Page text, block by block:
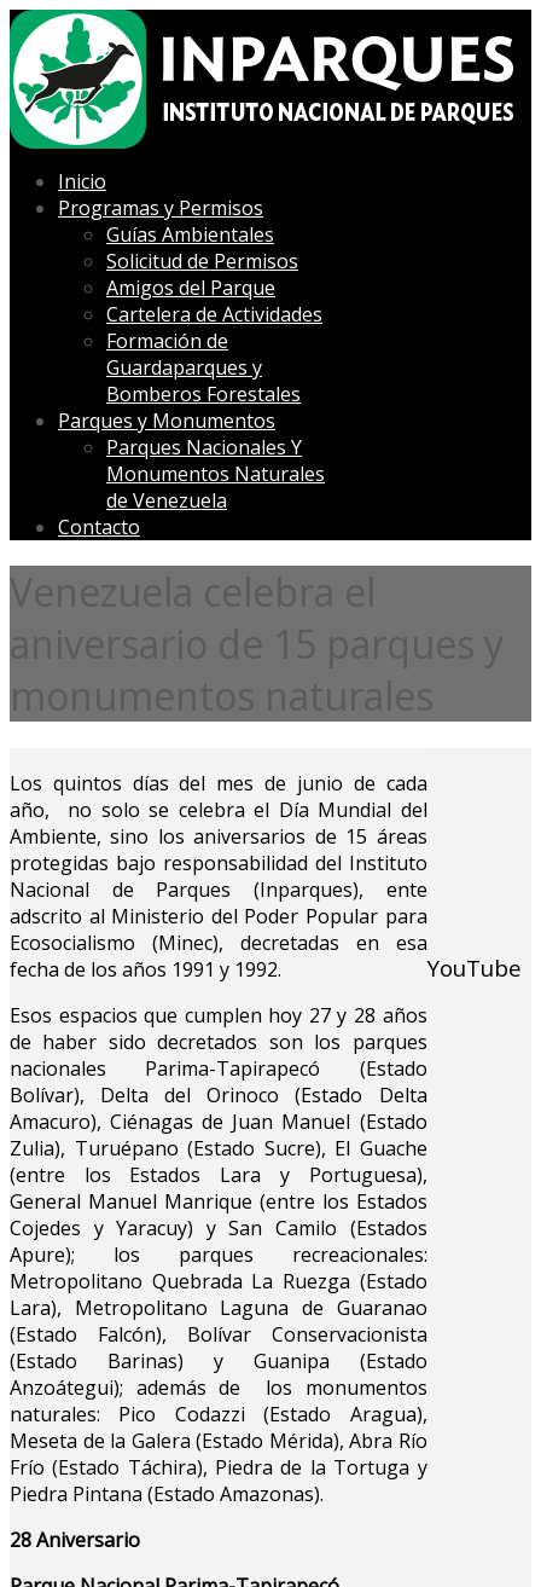
Inicio
Programas y Permisos
Guías Ambientales
Solicitud de Permisos
Amigos del Parque
Cartelera de Actividades
Formación de
Guardaparques y
Bomberos Forestales
Parques y Monumentos
Parques Nacionales Y
Monumentos Naturales
de Venezuela
Contacto
Venezuela celebra el
aniversario de 15 parques y
monumentos naturales
Los quintos días del mes de junio de cada
año, no solo se celebra el Día Mundial del
Ambiente, sino los aniversarios de 15 áreas
protegidas bajo responsabilidad del Instituto
Nacional de Parques (Inparques), ente
adscrito al Ministerio del Poder Popular para
Ecosocialismo (Minec), decretadas en esa
fecha de los años 1991 y 1992.
Esos espacios que cumplen hoy 27 y 28 años
de haber sido decretados son los parques
nacionales Parima-Tapirapecó (Estado
Bolívar), Delta del Orinoco (Estado Delta
Amacuro), Ciénagas de Juan Manuel (Estado
Zulia), Turuépano (Estado Sucre), El Guache
(entre los Estados Lara y Portuguesa),
General Manuel Manrique (entre los Estados
Cojedes y Yaracuy) y San Camilo (Estados
Apure); los parques recreacionales:
Metropolitano Quebrada La Ruezga (Estado
Lara), Metropolitano Laguna de Guaranao
(Estado Falcón), Bolívar Conservacionista
(Estado Barinas) y Guanipa (Estado
Anzoátegui); además de los monumentos
naturales: Pico Codazzi (Estado Aragua),
Meseta de la Galera (Estado Mérida), Abra Río
Frío (Estado Táchira), Piedra de la Tortuga y
Piedra Pintana (Estado Amazonas).
28 Aniversario
YouTube